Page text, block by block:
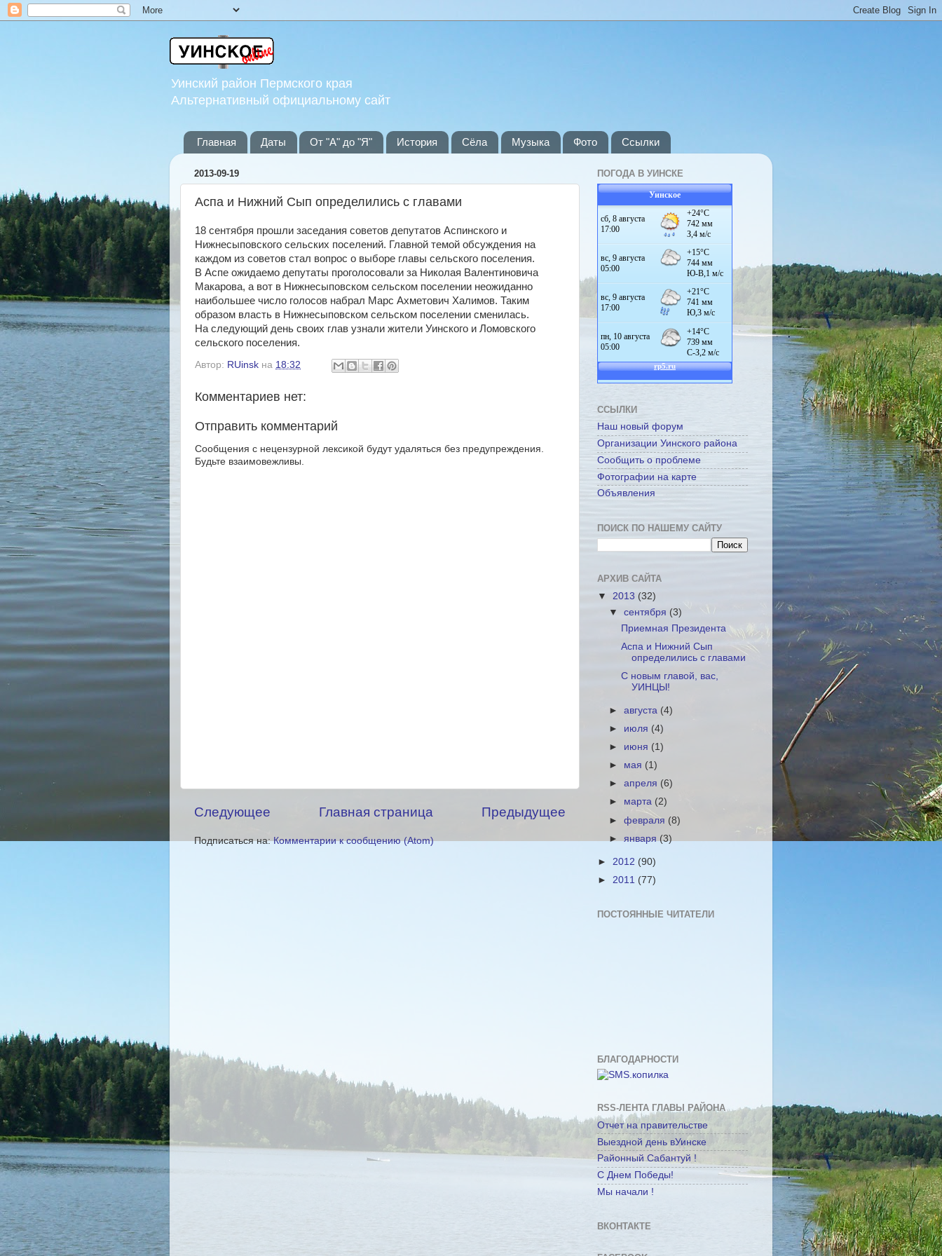
Уинский район Пермского края
Альтернативный официальному сайт
Главная Даты От "А" до "Я" История Сёла Музыка Фото Ссылки
2013-09-19
Аспа и Нижний Сып определились с главами
18 сентября прошли заседания советов депутатов Аспинского и
Нижнесыповского сельских поселений. Главной темой обсуждения на
каждом из советов стал вопрос о выборе главы сельского поселения.
В Аспе ожидаемо депутаты проголосовали за Николая Валентиновича
Макарова, а вот в Нижнесыповском сельском поселении неожиданно
наибольшее число голосов набрал Марс Ахметович Халимов. Таким
образом власть в Нижнесыповском сельском поселении сменилась.
На следующий день своих глав узнали жители Уинского и Ломовского
сельского поселения.
Автор: RUinsk на 18:32
Комментариев нет:
Отправить комментарий
Сообщения с нецензурной лексикой будут удаляться без предупреждения.
Будьте взаимовежливы.
Следующее Предыдущее
Главная страница
Подписаться на:Комментарии к сообщению (Atom)
ПОГОДА В УИНСКЕ
Уинское
ССЫЛКИ
Наш новый форум
Организации Уинского района
Сообщить о проблеме
Фотографии на карте
Объявления
ПОИСК ПО НАШЕМУ САЙТУ
АРХИВ САЙТА
▼ 2013 (32)
▼сентября (3)
Приемная Президента
Аспа и Нижний Сып
определились с главами
С новым главой, вас,
УИНЦЫ!
►августа (4)
► июля (4)
► июня (1)
► мая (1)
►апреля (6)
► марта (2)
►февраля (8)
►января (3)
► 2012 (90)
► 2011 (77)
ПОСТОЯННЫЕ ЧИТАТЕЛИ
БЛАГОДАРНОСТИ
RSS-ЛЕНТА ГЛАВЫ РАЙОНА
Отчет на правительстве
Выездной день вУинске
Районный Сабантуй !
С Днем Победы!
Мы начали !
ВКОНТАКТЕ